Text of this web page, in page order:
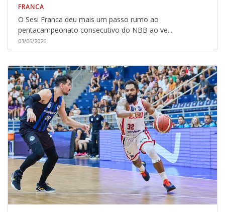
FRANCA
O Sesi Franca deu mais um passo rumo ao
pentacampeonato consecutivo do NBB ao ve...
03/06/2026